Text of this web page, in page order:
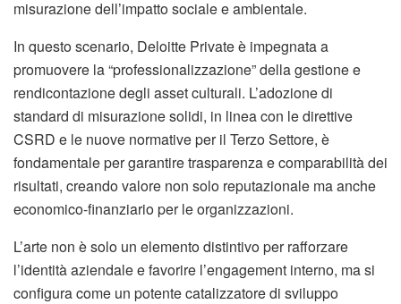
misurazione dell’impatto sociale e ambientale.
In questo scenario, Deloitte Private è impegnata a
promuovere la “professionalizzazione” della gestione e
rendicontazione degli asset culturali. L’adozione di
standard di misurazione solidi, in linea con le direttive
CSRD e le nuove normative per il Terzo Settore, è
fondamentale per garantire trasparenza e comparabilità dei
risultati, creando valore non solo reputazionale ma anche
economico-finanziario per le organizzazioni.
L’arte non è solo un elemento distintivo per rafforzare
l’identità aziendale e favorire l’engagement interno, ma si
configura come un potente catalizzatore di sviluppo